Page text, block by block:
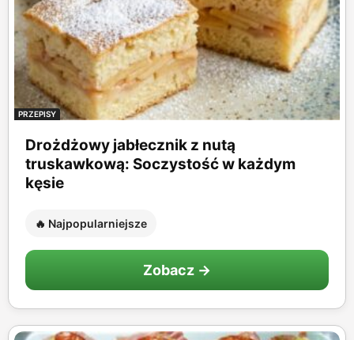
PRZEPISY
Drożdżowy jabłecznik z nutą
truskawkową: Soczystość w każdym
kęsie
🔥 Najpopularniejsze
Zobacz →